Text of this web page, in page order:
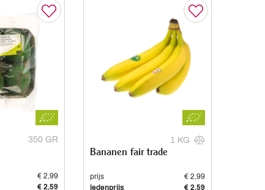
350 GR
€ 2,99
€ 2,59
1 KG
Bananen fair trade
prijs
€ 2,99
ledenprijs
€ 2,59